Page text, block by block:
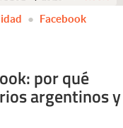
Facebook
por qué
argentinos y